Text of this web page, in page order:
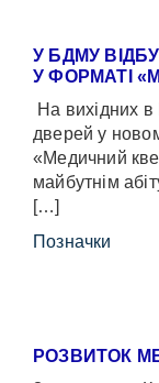
У БДМУ
У ФОРМАТІ
На вихідних
дверей у
«Медичний
майбутнім
[…]
Позначки
РОЗВИТОК